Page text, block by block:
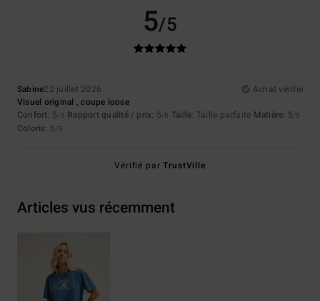
5/5
Sabine22 juillet 2026
Achat vérifié
Visuel original , coupe loose
Confort: 5/5 Rapport qualité / prix: 5/5 Taille: Taille parfaite Matière: 5/5
Coloris: 5/5
Vérifié parTrustVille
Articles vus récemment